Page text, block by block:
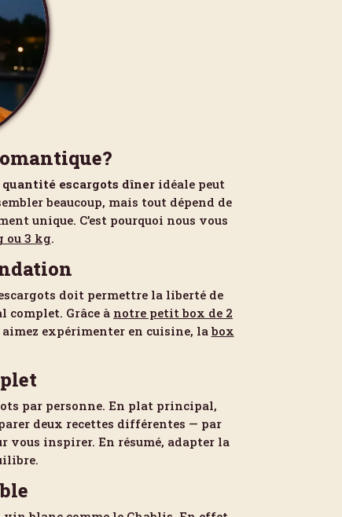
quantité escargots dîner idéale peut
beaucoup, mais tout dépend de
unique. C’est pourquoi nous vous
ou 3 kg.
doit permettre la liberté de
complet. Grâce à notre petit box de 2
aimez expérimenter en cuisine, labox
par personne. En plat principal,
deux recettes différentes — par
vous inspirer. En résumé, adapter la